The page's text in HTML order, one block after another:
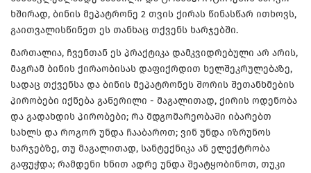
ხშირად, ბინის მეპატრონე 2 თვის ქირას წინასწარ ითხოვს,
გაითვალისწინეთ ეს თანხაც თქვენს ხარჯებში.
მართალია, ჩვენთან ეს პრაქტიკა დამკვიდრებული არ არის,
მაგრამ ბინის ქირაობისას დაფიქრდით ხელშეკრულებაზე,
სადაც თქვენსა და ბინის მეპატრონეს შორის შეთანხმების
პირობები იქნება გაწერილი - მაგალითად, ქირის ოდენობა
და გადახდის პირობები; რა მდგომარეობაში იბარებთ
სახლს და როგორ უნდა ჩააბაროთ; ვინ უნდა იზრუნოს
ხარჯებზე, თუ მაგალითად, სანტექნიკა ან ელექტრობა
გაფუჭდა; რამდენი ხნით ადრე უნდა შეატყობინოთ, თუკი